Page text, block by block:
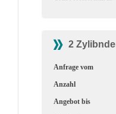
2
Anfrage vom
Anzahl
Angebot bis